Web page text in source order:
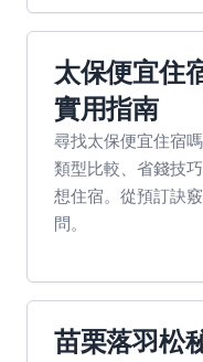
太保便宜住
實用指南
尋找太保便宜住宿
類型比較、省錢技
想住宿。從預訂訣
問。
苗栗落羽松